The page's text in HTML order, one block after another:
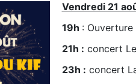
Vendredi 21
19h :
21h : concert
23h : concert